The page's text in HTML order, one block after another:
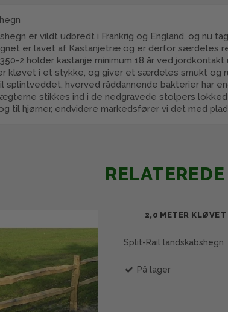
er vildt udbredt i Frankrig og England, og
er lavet af Kastanjetræ og er derfor særdeles
350-2 holder kastanje minimum 18 år ved
kløvet i et stykke, og giver et særdeles smukt og
splintveddet, hvorved råddannende bakterier
stikkes ind i de nedgravede stolpers
til hjørner, endvidere markedsfører vi det med
2,0 METER
Split-Rail landskabshegn
På lager